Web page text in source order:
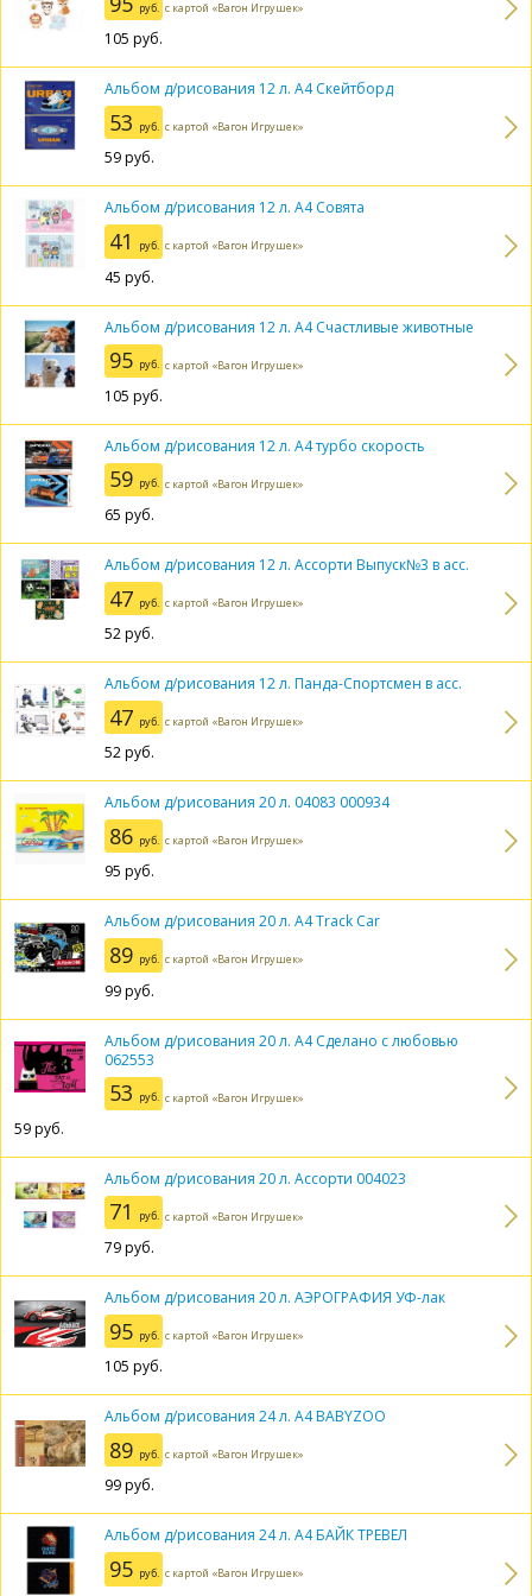
руб. с картой «Вагон Игрушек»
105 руб.
Альбом д/рисования 12 л. А4 Скейтборд
53 руб. с картой «Вагон Игрушек»
59руб.
Альбом д/рисования 12 л. А4 Совята
41 руб. с картой «Вагон Игрушек»
45 руб.
Альбом д/рисования 12 л. А4 Счастливые животные
95 руб. с картой «Вагон Игрушек»
105 руб.
Альбом д/рисования 12 л. А4 турбо скорость
59 руб. с картой «Вагон Игрушек»
65 руб.
Альбом д/рисования 12 л. Ассорти Выпуск№3 в асс.
47 руб. с картой «Вагон Игрушек»
52руб.
Альбом д/рисования 12 л. Панда-Спортсмен в асс.
47 руб. с картой «Вагон Игрушек»
52руб.
Альбом д/рисования 20 л. 04083 000934
86 руб. с картой «Вагон Игрушек»
95 руб.
Альбом д/рисования 20 л. А4 Track Car
89 руб. с картой «Вагон Игрушек»
99руб.
Альбом д/рисования 20 л. А4 Сделано с любовью
062553
53 руб. с картой «Вагон Игрушек»
59руб.
Альбом д/рисования 20 л. Ассорти 004023
71 руб. с картой «Вагон Игрушек»
79руб.
Альбом д/рисования 20 л. АЭРОГРАФИЯ УФ-лак
95 руб. с картой «Вагон Игрушек»
105 руб.
Альбом д/рисования 24 л. А4 BABYZOO
89 руб. с картой «Вагон Игрушек»
99руб.
Альбом д/рисования 24 л. А4 БАЙК ТРЕВЕЛ
95 руб. с картой «Вагон Игрушек»